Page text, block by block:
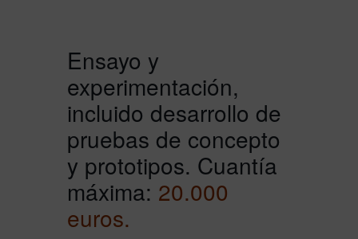
Ensayo y
experimentación,
incluido desarrollo de
pruebas de concepto
y prototipos. Cuantía
máxima: 20.000
euros.